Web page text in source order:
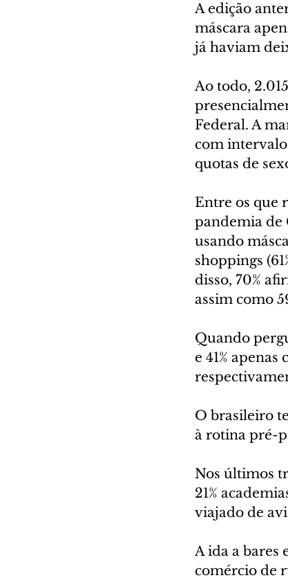
A edição
máscara
já haviam
Ao todo,
Federal. A
com
quotas de
Entre os que
pandemia de
usando
shoppings
disso, 70%
assim como
Quando
e 41% apenas
O brasileiro
à rotina pré-
Nos últimos
21%
viajado de
A ida a bares
comércio de